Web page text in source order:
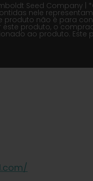
Seed
nele
produto não é para
produto, o
ao produto. Este